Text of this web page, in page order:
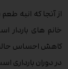
از آنجا که انبه
خانم های باردار
کاهش احساس حالت
در دوران بارداری